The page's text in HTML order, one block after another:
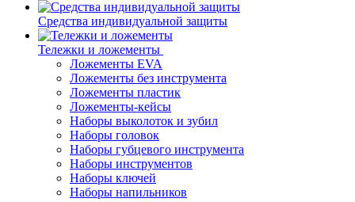
Средства индивидуальной защиты
Тележки и ложементы
Ложементы EVA
Ложементы без инструмента
Ложементы пластик
Ложементы-кейсы
Наборы выколоток и зубил
Наборы головок
Наборы губцевого инструмента
Наборы инструментов
Наборы ключей
Наборы напильников